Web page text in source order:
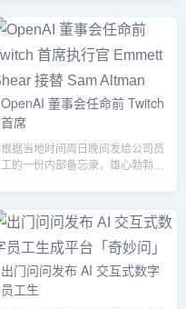
OpenAI 董事会任命前 Twitch
首席
根据当地时间周日晚间发给公司员
工的一份内部备忘录，雄心勃勃的
出门问问发布 AI 交互式数字
员工生